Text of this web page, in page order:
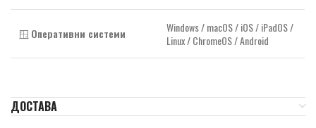
🪟 Оперативни системи
Windows / macOS / iOS / iPadOS /
Linux / ChromeOS / Android
ДОСТАВА